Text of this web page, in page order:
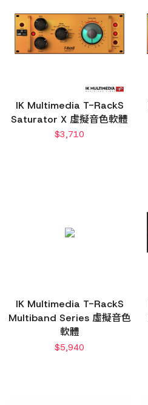
IK Multimedia T-RackS
Saturator X 虛擬音色軟體
$3,710
IK Multimedia T-RackS
Multiband Series 虛擬音色
軟體
$5,940